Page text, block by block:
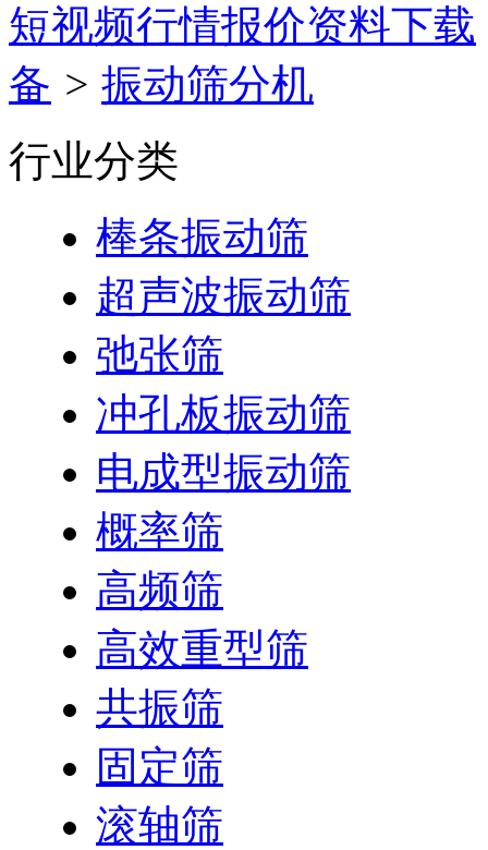
短视频行情报价资料下载
备 > 振动筛分机
行业分类
棒条振动筛
超声波振动筛
弛张筛
冲孔板振动筛
电成型振动筛
概率筛
高频筛
高效重型筛
共振筛
固定筛
滚轴筛